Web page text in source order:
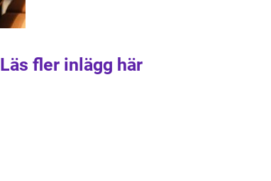
Läs fler inlägg här